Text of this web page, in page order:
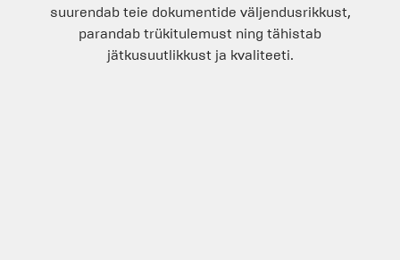
suurendab teie dokumentide väljendusrikkust,
parandab trükitulemust ning tähistab
jätkusuutlikkust ja kvaliteeti.